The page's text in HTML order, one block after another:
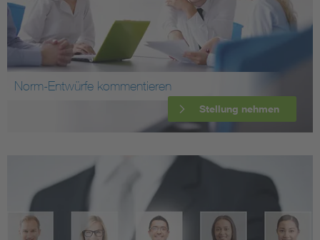
Norm-Entwürfe kommentieren
Stellung nehmen